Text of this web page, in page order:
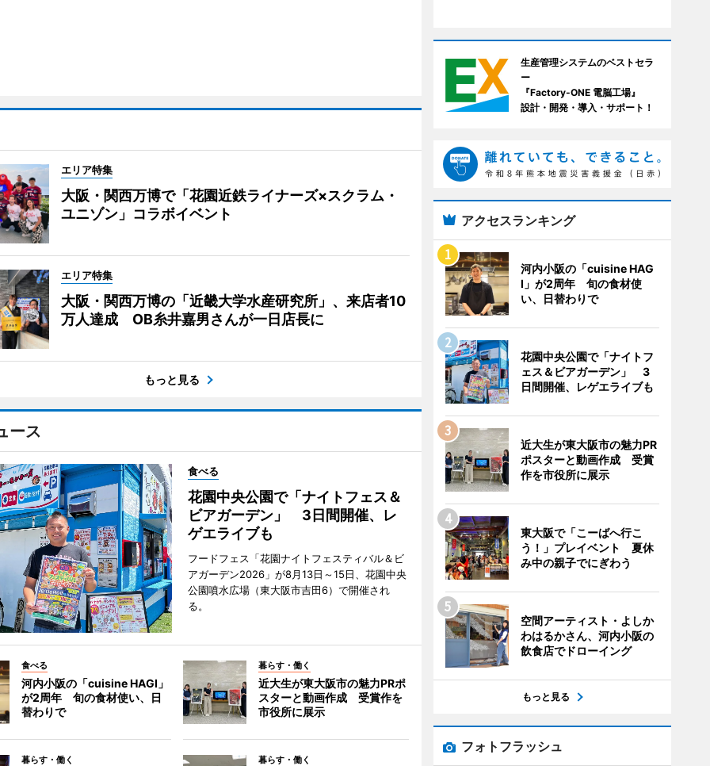
エリア特集
大阪・関西万博で「花園近鉄ライナーズ×スクラム・
ユニゾン」コラボイベント
エリア特集
大阪・関西万博の「近畿大学水産研究所」、来店者10
万人達成 OB糸井嘉男さんが一日店長に
もっと見る
ース
食べる
花園中央公園で「ナイトフェス＆
ビアガーデン」 3日間開催、レ
ゲエライブも
フードフェス「花園ナイトフェスティバル＆ビ
アガーデン2026」が8月13日～15日、花園中央
公園噴水広場（東大阪市吉田6）で開催され
る。
食べる
河内小阪の「cuisine HAGI」
が2周年 旬の食材使い、日
替わりで
暮らす・働く
近大生が東大阪市の魅力PRポ
スターと動画作成 受賞作を
市役所に展示
暮らす・働く 暮らす・働く
生産管理システムのベストセラ
ー
『Factory-ONE 電脳工場』
設計・開発・導入・サポート！
アクセスランキング
河内小阪の「cuisine HAG
I」が2周年 旬の食材使
い、日替わりで
花園中央公園で「ナイトフ
ェス＆ビアガーデン」 3
日間開催、レゲエライブも
近大生が東大阪市の魅力PR
ポスターと動画作成 受賞
作を市役所に展示
東大阪で「こーばへ行こ
う！」プレイベント 夏休
み中の親子でにぎわう
空間アーティスト・よしか
わはるかさん、河内小阪の
飲食店でドローイング
もっと見る
フォトフラッシュ